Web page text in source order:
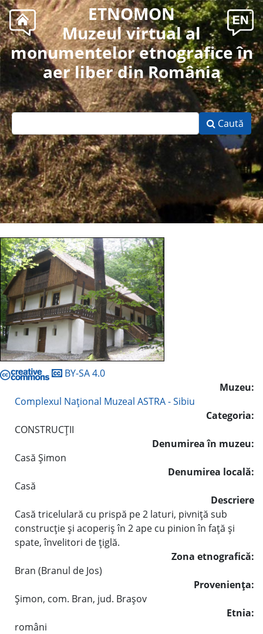
ETNOMON
Muzeul virtual al
monumentelor etnografice în
aer liber din România
Caută
BY-SA 4.0
Muzeu:
Complexul Naţional Muzeal ASTRA - Sibiu
Categoria:
CONSTRUCŢII
Denumirea în muzeu:
Casă Şimon
Denumirea locală:
Casă
Descriere
Casă tricelulară cu prispă pe 2 laturi, pivniţă sub
construcţie şi acoperiş în 2 ape cu pinion în faţă şi
spate, învelitori de ţiglă.
Zona etnografică:
Bran (Branul de Jos)
Provenienţa:
Şimon, com. Bran, jud. Braşov
Etnia:
români